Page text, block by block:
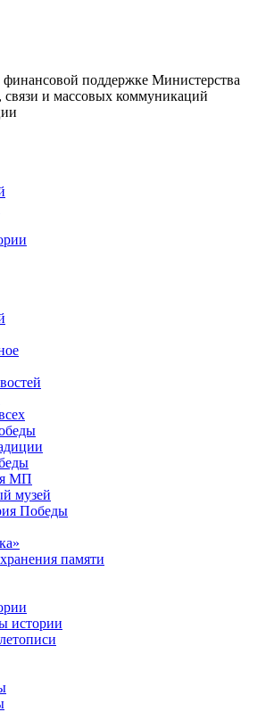
поддержке Министерства
связи и массовых коммуникаций
МП
музей
Победы
памяти
истории